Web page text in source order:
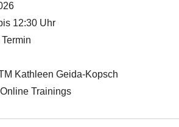
12:30 Uhr
Kathleen Geida-Kopsch
Trainings